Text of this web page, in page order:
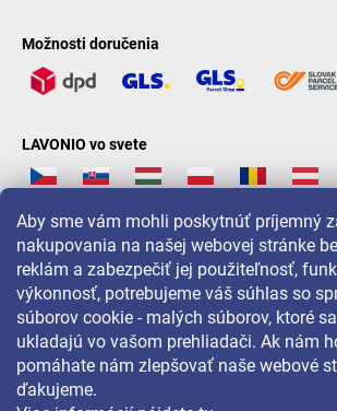
Aby sme vám mohli poskytnúť príjemný
nakupovania na našej webovej stránke
reklám a zabezpečiť jej použiteľnosť,
výkonnosť, potrebujeme váš súhlas so
súborov cookie - malých súborov, ktoré
ukladajú vo vašom prehliadači. Ak nám
pomáhate nám zlepšovať naše webové
ďakujeme.
Možnosti doručenia
LAVONIO vo svete
Pre akcie, súťaže a zľavy nás sledujte na: